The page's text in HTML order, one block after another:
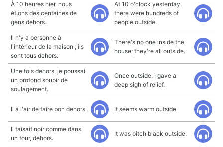
À 10 heures hier, nous
étions des centaines de
gens dehors.
At 10 o'clock yesterday,
there were hundreds of
people outside.
Il n'y a personne à
l'intérieur de la maison ; ils
sont tous dehors.
There's no one inside the
house; they're all outside.
Une fois dehors, je poussai
un profond soupir de
soulagement.
Once outside, I gave a
deep sigh of relief.
Il a l'air de faire bon dehors. It seems warm outside.
Il faisait noir comme dans
un four, dehors.
It was pitch black outside.